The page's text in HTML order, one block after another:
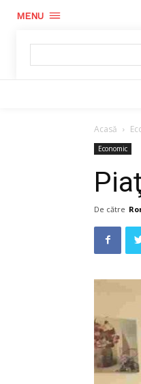
MENU
Acasă
Economic
De către